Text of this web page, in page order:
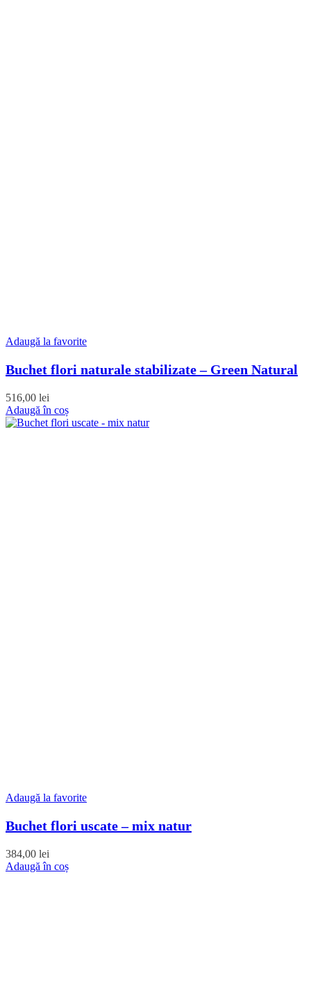
Adaugă la favorite
Buchet flori naturale stabilizate – Green Natural
516,00 lei
Adaugă în coș
Adaugă la favorite
Buchet flori uscate – mix natur
384,00 lei
Adaugă în coș